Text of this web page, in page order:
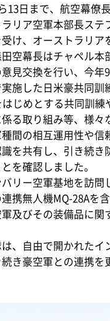
13日まで、航空幕僚
リア空軍本部長ステ
け、オーストラリア
空幕長はチャペル本
見交換を行い、今年
施した日米豪共同訓
じめとする共同訓練
る取り組み等、様々
間の相互運用性や信
を共有し、引き続き
を確認しました。
リー空軍基地を訪問
携無人機MQ-28Aを
及びその装備品に関
、自由で開かれたイ
き豪空軍との連携を